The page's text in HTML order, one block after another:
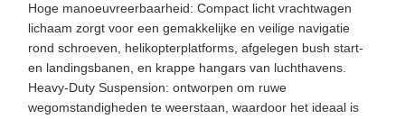
Hoge manoeuvreerbaarheid: Compact licht vrachtwagen
lichaam zorgt voor een gemakkelijke en veilige navigatie
rond schroeven, helikopterplatforms, afgelegen bush start-
en landingsbanen, en krappe hangars van luchthavens.
Heavy-Duty Suspension: ontworpen om ruwe
wegomstandigheden te weerstaan, waardoor het ideaal is